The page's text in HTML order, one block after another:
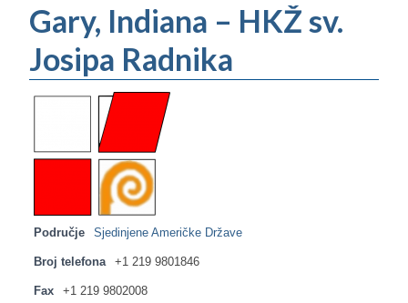
Gary, Indiana – HKŽ sv.
Josipa Radnika
Područje Sjedinjene Američke Države
Broj telefona +1 219 9801846
Fax +1 219 9802008